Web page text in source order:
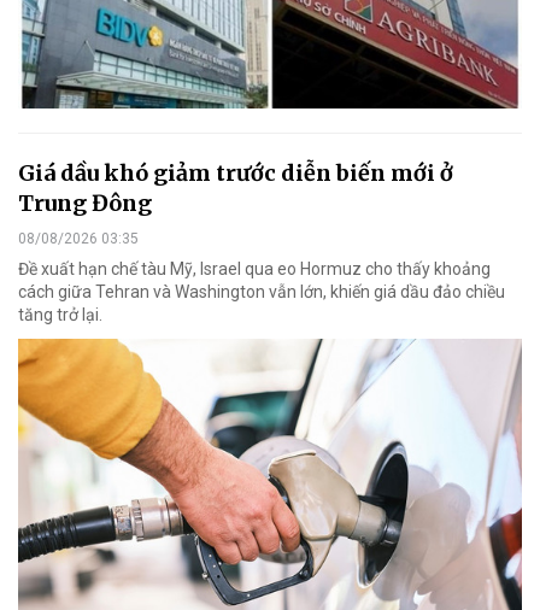
Giá dầu khó giảm trước diễn biến mới ở
Trung Đông
08/08/2026 03:35
Đề xuất hạn chế tàu Mỹ, Israel qua eo Hormuz cho thấy khoảng
cách giữa Tehran và Washington vẫn lớn, khiến giá dầu đảo chiều
tăng trở lại.